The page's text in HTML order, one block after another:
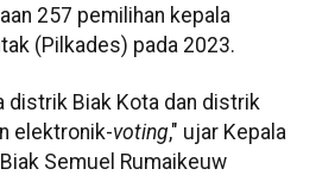
257 pemilihan kepala
(Pilkades) pada 2023.
distrik Biak Kota dan distrik
elektronik-voting," ujar Kepala
Semuel Rumaikeuw